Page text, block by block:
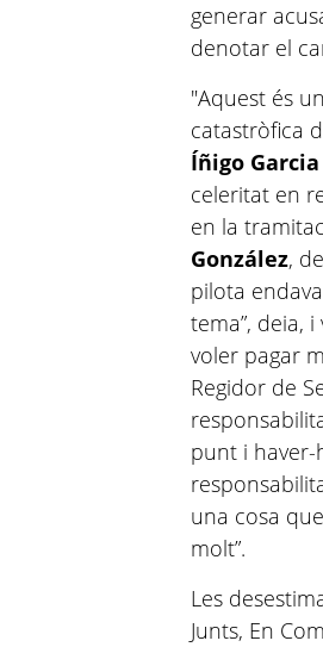
generar
denotar el
"Aquest és
catastròfica
Íñigo Garcia
celeritat en
en la
González,
pilota
tema”, deia,
voler pagar
Regidor de
punt i haver-
una cosa
molt”.
Les
Junts, En